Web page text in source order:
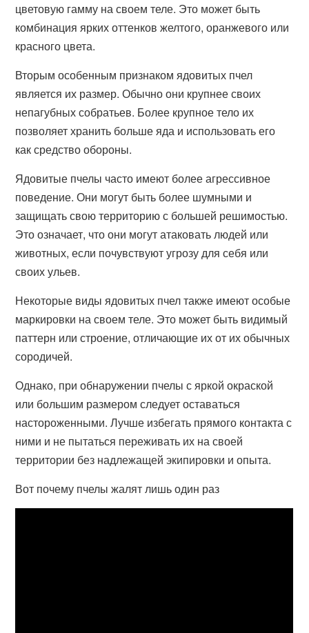
цветовую гамму на своем теле. Это может быть
комбинация ярких оттенков желтого, оранжевого или
красного цвета.
Вторым особенным признаком ядовитых пчел
является их размер. Обычно они крупнее своих
непагубных собратьев. Более крупное тело их
позволяет хранить больше яда и использовать его
как средство обороны.
Ядовитые пчелы часто имеют более агрессивное
поведение. Они могут быть более шумными и
защищать свою территорию с большей решимостью.
Это означает, что они могут атаковать людей или
животных, если почувствуют угрозу для себя или
своих ульев.
Некоторые виды ядовитых пчел также имеют особые
маркировки на своем теле. Это может быть видимый
паттерн или строение, отличающие их от их обычных
сородичей.
Однако, при обнаружении пчелы с яркой окраской
или большим размером следует оставаться
настороженными. Лучше избегать прямого контакта с
ними и не пытаться переживать их на своей
территории без надлежащей экипировки и опыта.
Вот почему пчелы жалят лишь один раз